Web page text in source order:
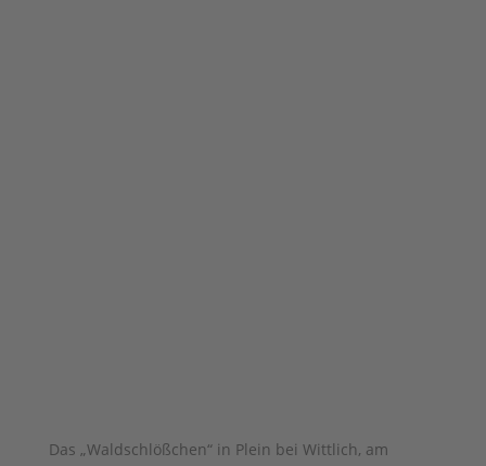
Das „Waldschlößchen“ in Plein bei Wittlich, am